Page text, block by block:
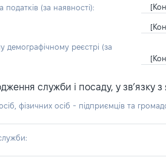
(за наявності):
реєстрі (за
служби і посаду, у зв’язку
фізичних осіб - підприємців та